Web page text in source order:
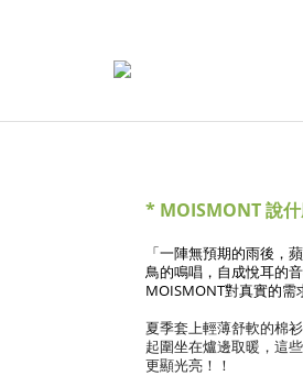
* MOISMONT 說
「一陣無預期的雨後，
鳥的鳴唱，自成悅耳的音
MOISMONT對真實的需
夏季套上輕薄舒軟的棉
起圍坐在爐邊取暖， 這
更顯光亮！！